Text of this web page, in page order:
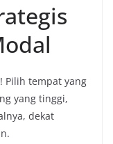
Pilih tempat yang
yang tinggi,
dekat